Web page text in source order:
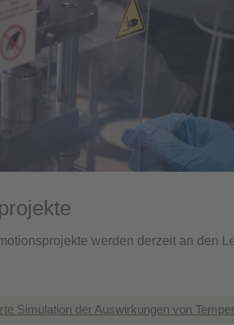
werden derzeit an den
Simulation der Auswirkungen von